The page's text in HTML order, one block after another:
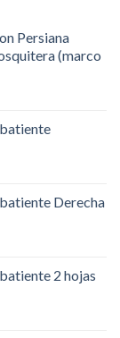
Persiana
(marco
Derecha
2 hojas